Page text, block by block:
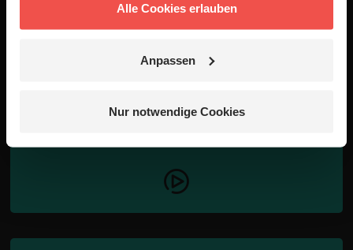
Alle Cookies erlauben
Anpassen
Nur notwendige Cookies
#6
Du, ich ... und unsere Eltern?!
Prägung durch die eigenen Familien zu